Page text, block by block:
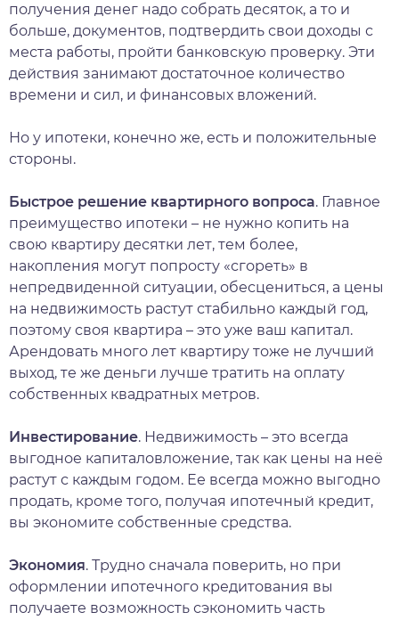
получения денег надо собрать десяток, а то и
больше, документов, подтвердить свои доходы с
места работы, пройти банковскую проверку. Эти
действия занимают достаточное количество
времени и сил, и финансовых вложений.
Но у ипотеки, конечно же, есть и положительные
стороны.
Быстрое решение квартирного вопроса. Главное
преимущество ипотеки – не нужно копить на
свою квартиру десятки лет, тем более,
накопления могут попросту «сгореть» в
непредвиденной ситуации, обесцениться, а цены
на недвижимость растут стабильно каждый год,
поэтому своя квартира – это уже ваш капитал.
Арендовать много лет квартиру тоже не лучший
выход, те же деньги лучше тратить на оплату
собственных квадратных метров.
Инвестирование. Недвижимость – это всегда
выгодное капиталовложение, так как цены на неё
растут с каждым годом. Ее всегда можно выгодно
продать, кроме того, получая ипотечный кредит,
вы экономите собственные средства.
Экономия. Трудно сначала поверить, но при
оформлении ипотечного кредитования вы
получаете возможность сэкономить часть